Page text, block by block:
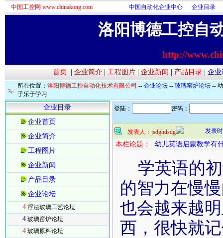
中国工控网 www.chinakong.com 中国自动化企业中心 企业目录
洛阳博德工控自
http://
首页 企业简介| 工程图片| 企业新闻 产品目录| 企业
所在位置： 洛阳博德工控自动化技术有限公司 -- 企业论坛 -- 玻璃窑炉论坛 --
子乐于学习
企业目录
企业首页
企业简介
工程图片
企业新闻
产品目录
企业论坛
4 浮法玻璃工艺论坛
4 玻璃窑炉论坛
4 玻璃原料论坛
登陆： 密码：
发表人： jsdghdsdg 发表
本栏论题： 幼儿英语启蒙教学有
学英语的初
的智力在慢
也会越来越
西，很快就